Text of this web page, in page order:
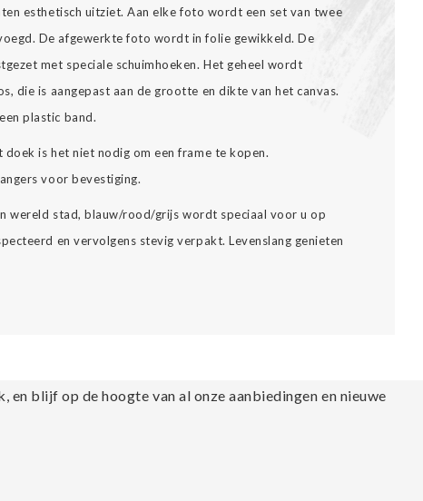
esthetisch uitziet. Aan elke foto wordt een set van twee
De afgewerkte foto wordt in folie gewikkeld. De
met speciale schuimhoeken. Het geheel wordt
die is aangepast aan de grootte en dikte van het canvas.
plastic band.
is het niet nodig om een frame te kopen.
voor bevestiging.
wereld stad, blauw/rood/grijs wordt speciaal voor u op
en vervolgens stevig verpakt. Levenslang genieten
en blijf op de hoogte van al onze aanbiedingen en nieuwe